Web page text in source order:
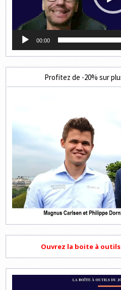
00:00
Profitez de -20% sur
Ouvrez la boite à